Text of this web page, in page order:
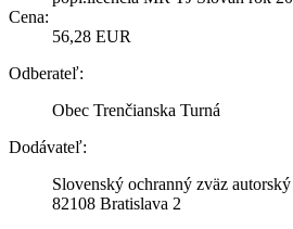
Cena:
56,28 EUR
Odberateľ:
Obec Trenčianska Turná
Dodávateľ:
Slovenský ochranný zväz
82108 Bratislava 2